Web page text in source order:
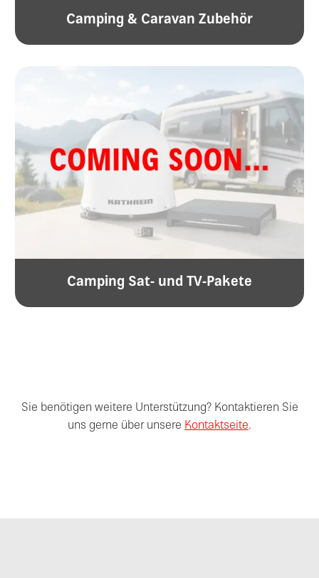
Camping & Caravan Zubehör
Camping Sat- und TV-Pakete
Sie benötigen weitere Unterstützung? Kontaktieren Sie
uns gerne über unsere Kontaktseite.